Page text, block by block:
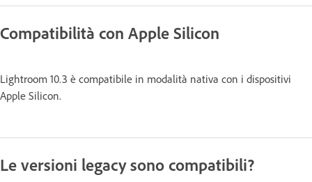
Compatibilità con Apple Silicon
Lightroom 10.3 è compatibile in modalità nativa con i dispositivi
Apple Silicon.
Le versioni legacy sono compatibili?